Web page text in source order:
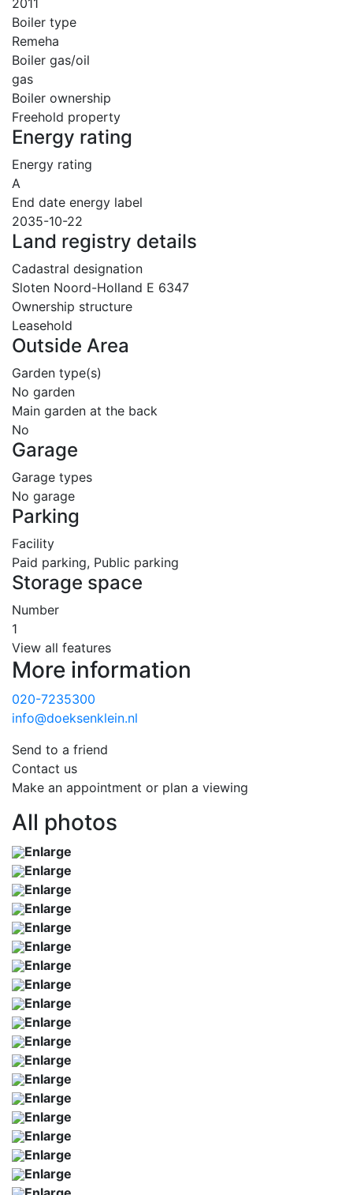
Boiler type
Remeha
Boiler gas/oil
gas
Boiler ownership
Freehold property
Energy rating
Energy rating
A
End date energy label
2035-10-22
Land registry details
Cadastral designation
Sloten Noord-Holland E 6347
Ownership structure
Leasehold
Outside Area
Garden type(s)
No garden
Main garden at the back
No
Garage
Garage types
No garage
Parking
Facility
Paid parking, Public parking
Storage space
Number
1
View all features
More information
020-7235300
info@doeksenklein.nl
Send to a friend
Contact us
Make an appointment or plan a viewing
All photos
Enlarge
Enlarge
Enlarge
Enlarge
Enlarge
Enlarge
Enlarge
Enlarge
Enlarge
Enlarge
Enlarge
Enlarge
Enlarge
Enlarge
Enlarge
Enlarge
Enlarge
Enlarge